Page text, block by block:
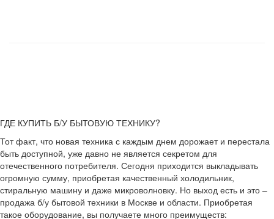
ГДЕ КУПИТЬ Б/У БЫТОВУЮ ТЕХНИКУ?
Тот факт, что новая техника с каждым днем дорожает и перестала
быть доступной, уже давно не является секретом для
отечественного потребителя. Сегодня приходится выкладывать
огромную сумму, приобретая качественный холодильник,
стиральную машину и даже микроволновку. Но выход есть и это –
продажа б/у бытовой техники в Москве и области. Приобретая
такое оборудование, вы получаете много преимуществ: